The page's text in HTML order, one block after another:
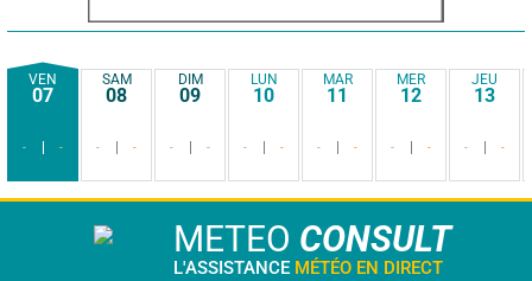
VEN
07
- -
SAM
08
- -
DIM
09
- -
LUN
10
- -
MAR
11
- -
MER
12
- -
JEU
13
- -
METEO CONSULT
L'ASSISTANCE MÉTÉO EN DIRECT